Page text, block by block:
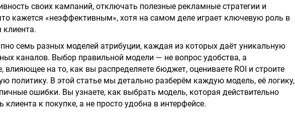
своих кампаний, отключать полезные рекламные стратегии и
кажется «неэффективным», хотя на самом деле играет ключевую роль в
семь разных моделей атрибуции, каждая из которых даёт уникальную
каналов. Выбор правильной модели — не вопрос удобства, а
влияющее на то, как вы распределяете бюджет, оцениваете ROI и строите
политику. В этой статье мы детально разберём каждую модель, её логику,
ошибки. Вы узнаете, как выбрать модель, которая действительно
клиента к покупке, а не просто удобна в интерфейсе.